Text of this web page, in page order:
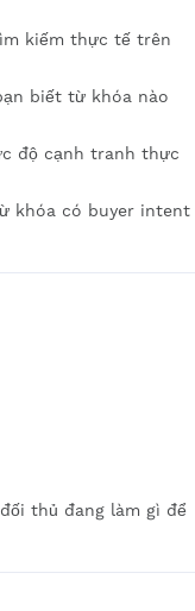
kiếm thực tế trên
biết từ khóa nào
độ cạnh tranh thực
khóa có buyer intent
thủ đang làm gì để